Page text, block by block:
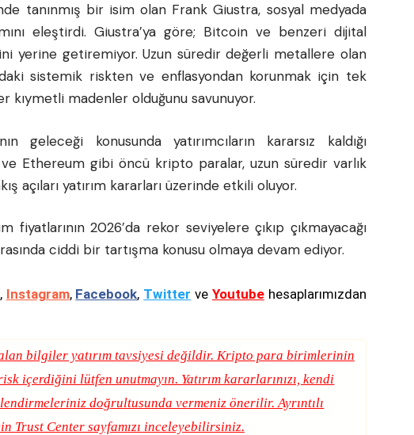
tanınmış bir isim olan Frank Giustra, sosyal medyada
eleştirdi. Giustra’ya göre; Bitcoin ve benzeri dijital
yerine getiremiyor. Uzun süredir değerli metallere olan
sistemik riskten ve enflasyondan korunmak için tek
kıymetli madenler olduğunu savunuyor.
geleceği konusunda yatırımcıların kararsız kaldığı
Ethereum gibi öncü kripto paralar, uzun süredir varlık
açıları yatırım kararları üzerinde etkili oluyor.
2026’da rekor seviyelere çıkıp çıkmayacağı
ciddi bir tartışma konusu olmaya devam ediyor.
, Instagram, Facebook, Twitter ve Youtubehesaplarımızdan
bilgiler yatırım tavsiyesi değildir. Kripto para birimlerinin
içerdiğini lütfen unutmayın. Yatırım kararlarınızı, kendi
doğrultusunda vermeniz önerilir. Ayrıntılı
Trust Centersayfamızı inceleyebilirsiniz.